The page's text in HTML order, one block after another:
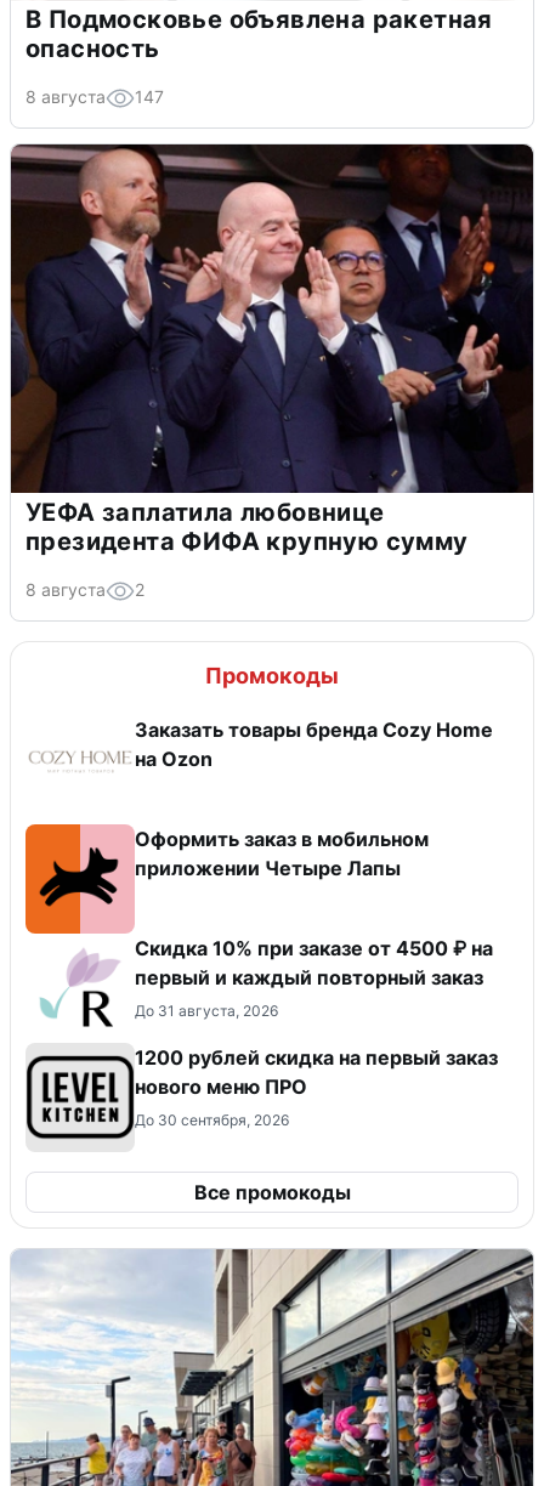
В Подмосковье объявлена ракетная
опасность
8 августа 147
УЕФА заплатила любовнице
президента ФИФА крупную сумму
8 августа 2
Промокоды
Заказать товары бренда Cozy Home
на Ozon
Оформить заказ в мобильном
приложении Четыре Лапы
Скидка 10% при заказе от 4500 ₽ на
первый и каждый повторный заказ
До 31 августа, 2026
​1200 рублей скидка на первый заказ
нового меню ПРО
До 30 сентября, 2026
Все промокоды